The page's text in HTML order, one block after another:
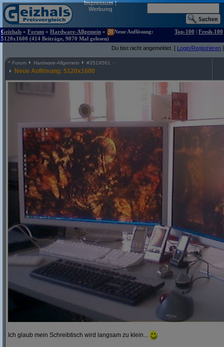
Impressum|
Werbung
Geizhals » Forum » Hardware-Allgemein »
Neue Auflösung:
5120x1600 (414 Beiträge, 9070 Mal gelesen)
Top-100 | Fresh-100
Du bist nicht angemeldet. [ Login/Registrieren ]
^ Forum Hardware-Allgemein #3519561
Neue Auflösung: 5120x1600
Ich glaub mein Schreibtisch wird langsam zu klein...